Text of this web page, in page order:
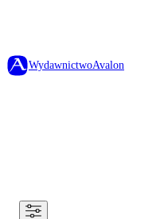
WydawnictwoAvalon